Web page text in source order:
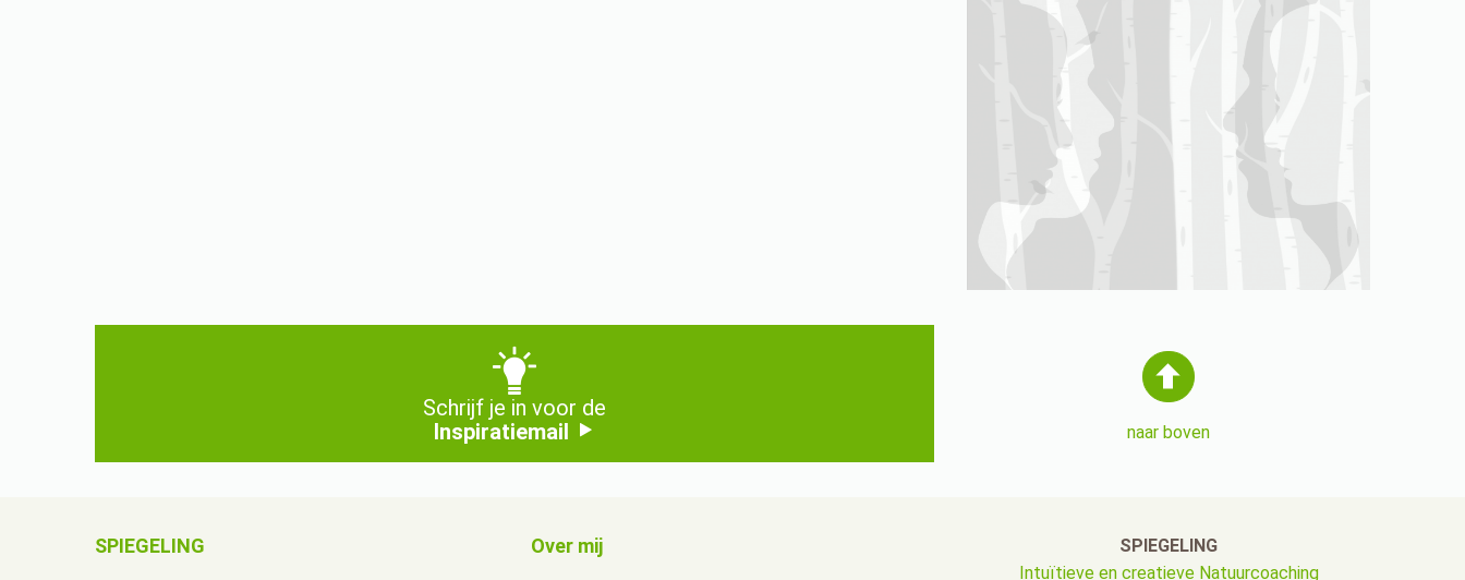
Schrijf je in voor de
Inspiratiemail
naar boven
SPIEGELING Over mij
SPIEGELING
Intuïtieve en creatieve Natuurcoaching